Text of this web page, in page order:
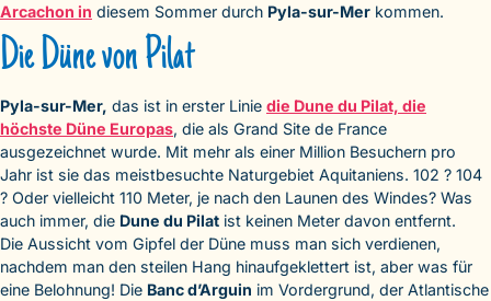
Arcachon in diesem Sommer durch Pyla-sur-Mer kommen.
Die Düne von Pilat
Pyla-sur-Mer, das ist in erster Linie die Dune du Pilat, die
höchste Düne Europas, die als Grand Site de France
ausgezeichnet wurde. Mit mehr als einer Million Besuchern pro
Jahr ist sie das meistbesuchte Naturgebiet Aquitaniens. 102 ? 104
? Oder vielleicht 110 Meter, je nach den Launen des Windes? Was
auch immer, die Dune du Pilat ist keinen Meter davon entfernt.
Die Aussicht vom Gipfel der Düne muss man sich verdienen,
nachdem man den steilen Hang hinaufgeklettert ist, aber was für
eine Belohnung! Die Banc d’Arguin im Vordergrund, der Atlantische